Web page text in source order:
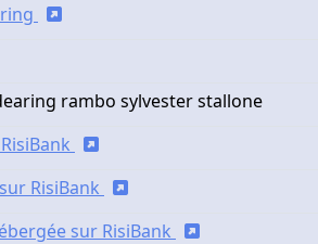
rambo sylvester stallone
RisiBank
sur RisiBank